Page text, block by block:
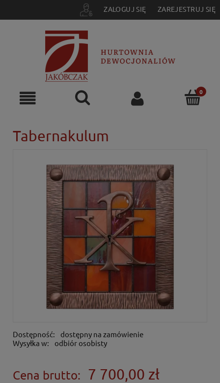
ZALOGUJ SIĘ ZAREJESTRUJ SIĘ
Tabernakulum
Dostępność:
dostępny na zamówienie
Wysyłka w:
odbiór osobisty
Cena brutto: 7 700,00 zł